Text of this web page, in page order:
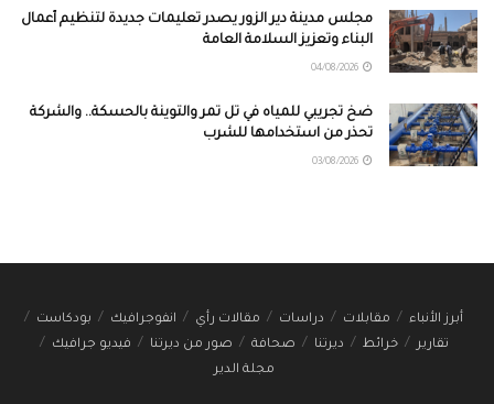
مجلس مدينة دير الزور يصدر تعليمات جديدة لتنظيم أعمال
البناء وتعزيز السلامة العامة
ضخ تجريبي للمياه في تل تمر والتوينة بالحسكة.. والشركة
تحذر من استخدامها للشرب
أبرز الأنباء مقابلات دراسات مقالات رأي انفوجرافيك
بودكاست
تقارير
خرائط ديرتنا صحافة صور من ديرتنا
فيديو جرافيك
مجلة الدير